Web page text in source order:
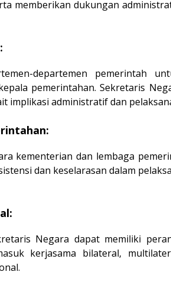
memberikan dukungan
departemen pemerintah
pemerintahan. Sekretaris
implikasi administratif dan
kementerian dan lembaga
dan keselarasan dalam
Negara dapat memiliki
kerjasama bilateral,